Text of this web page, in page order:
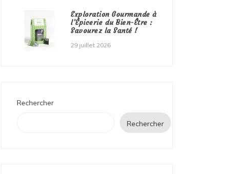
Exploration Gourmande à
l’Épicerie du Bien-Être :
Savourez la Santé !
29 juillet 2026
Rechercher
Rechercher